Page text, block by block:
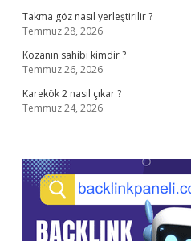
Takma göz nasıl yerleştirilir ?
Temmuz 28, 2026
Kozanın sahibi kimdir ?
Temmuz 26, 2026
Karekök 2 nasıl çıkar ?
Temmuz 24, 2026